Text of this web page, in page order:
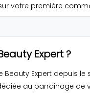
votre première
Expert ?
Expert depuis le
au parrainage de